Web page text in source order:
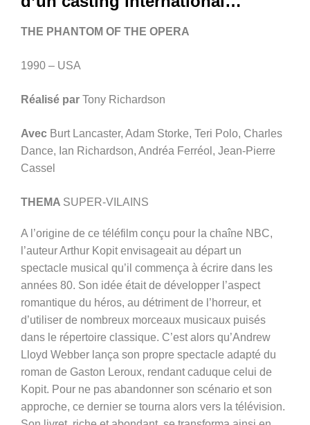
THE PHANTOM OF THE OPERA
1990 – USA
Réalisé par Tony Richardson
Avec Burt Lancaster, Adam Storke, Teri Polo, Charles
Dance, Ian Richardson, Andréa Ferréol, Jean-Pierre
Cassel
THEMA SUPER-VILAINS
A l’origine de ce téléfilm conçu pour la chaîne NBC,
l’auteur Arthur Kopit envisageait au départ un
spectacle musical qu’il commença à écrire dans les
années 80. Son idée était de développer l’aspect
romantique du héros, au détriment de l’horreur, et
d’utiliser de nombreux morceaux musicaux puisés
dans le répertoire classique. C’est alors qu’Andrew
Lloyd Webber lança son propre spectacle adapté du
roman de Gaston Leroux, rendant caduque celui de
Kopit. Pour ne pas abandonner son scénario et son
approche, ce dernier se tourna alors vers la télévision.